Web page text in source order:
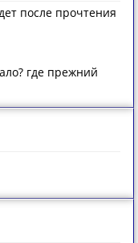
после прочтения
где прежний